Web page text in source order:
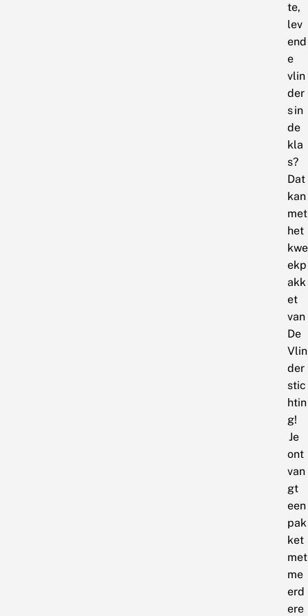
te,
lev
end
e
vlin
der
s in
de
kla
s?
Dat
kan
met
het
kwe
ekp
akk
et
van
De
Vlin
der
stic
htin
g!
Je
ont
van
gt
een
pak
ket
met
me
erd
ere